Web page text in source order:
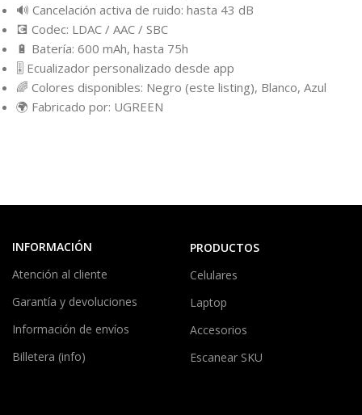
🔊 Cancelación activa de ruido: hasta 43 dB
💽 Codec: LDAC / AAC / SBC
🔋 Batería: 600 mAh, hasta 75h
🎚️ Ecualizador personalizado desde app
🌈 Colores disponibles: Negro (este listing), Blanco, Azul
🌍 Fabricado por: UGREEN
INFORMACIÓN
Atención al cliente
Garantía y devoluciones
Información de envíos
Billetera (info)
PRODUCTOS
Celulares
Laptop
Accesorios
Escanear SKU